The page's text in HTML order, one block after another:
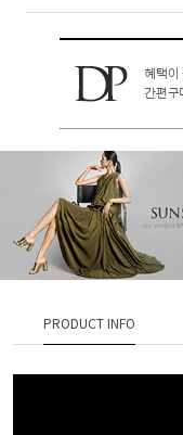
PRODUCT INFO